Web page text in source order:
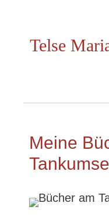
springenTelse
Meine